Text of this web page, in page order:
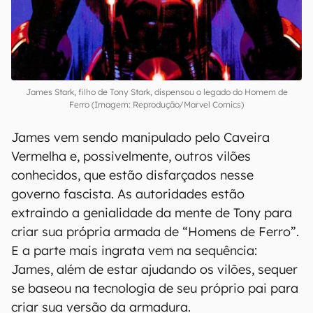
James Stark, filho de Tony Stark, dispensou o legado do Homem de
Ferro (Imagem: Reprodução/Marvel Comics)
James vem sendo manipulado pelo Caveira
Vermelha e, possivelmente, outros vilões
conhecidos, que estão disfarçados nesse
governo fascista. As autoridades estão
extraindo a genialidade da mente de Tony para
criar sua própria armada de “Homens de Ferro”.
E a parte mais ingrata vem na sequência:
James, além de estar ajudando os vilões, sequer
se baseou na tecnologia de seu próprio pai para
criar sua versão da armadura.